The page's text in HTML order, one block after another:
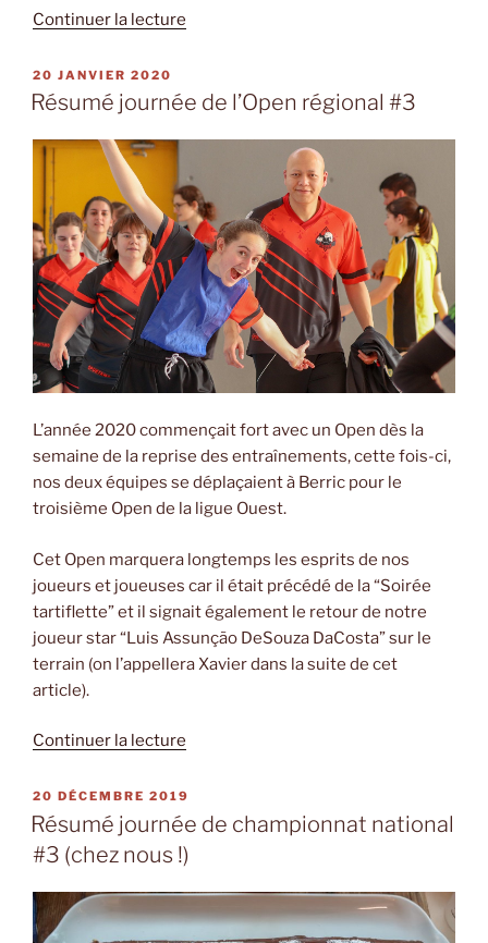
Continuer la lecture
de
#4 »
PUBLIÉ
LE
20 JANVIER 2020
Résumé journée de l’Open régional #3
L’année 2020 commençait fort avec un Open dès la
semaine de la reprise des entraînements, cette fois-ci,
nos deux équipes se déplaçaient à Berric pour le
troisième Open de la ligue Ouest.
Cet Open marquera longtemps les esprits de nos
joueurs et joueuses car il était précédé de la “Soirée
tartiflette” et il signait également le retour de notre
joueur star “Luis Assunção DeSouza DaCosta” sur le
terrain (on l’appellera Xavier dans la suite de cet
article).
Continuer la lecture
journée
de
l’Open
régional
#3 »
PUBLIÉ
LE
20 DÉCEMBRE 2019
Résumé journée de championnat national
#3 (chez nous !)